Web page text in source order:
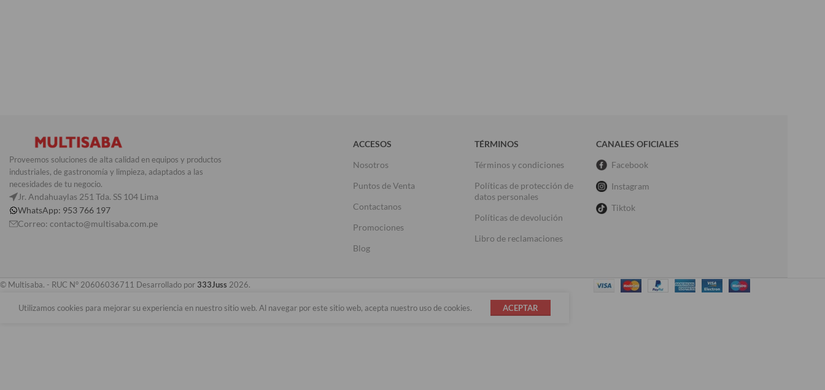
Proveemos soluciones de alta calidad en equipos y productos
industriales, de gastronomía y limpieza, adaptados a las
necesidades de tu negocio.
Jr. Andahuaylas 251 Tda. SS 104 Lima
WhatsApp: 953 766 197
Correo: contacto@multisaba.com.pe
ACCESOS
Nosotros
Puntos de Venta
Contactanos
Promociones
Blog
TÉRMINOS
Términos y condiciones
Políticas de protección de
datos personales
Políticas de devolución
Libro de reclamaciones
CANALES OFICIALES
Facebook
Instagram
Tiktok
© Multisaba. - RUC N° 20606036711 Desarrollado por 333Juss 2026.
Utilizamos cookies para mejorar su experiencia en nuestro sitio web. Al navegar por este sitio web, acepta nuestro uso de cookies. ACEPTAR